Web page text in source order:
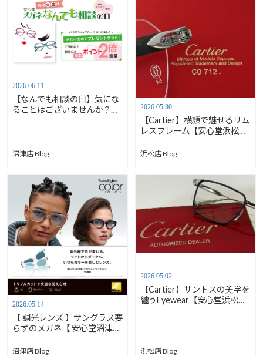
2026.06.11
【なんでも相談の日】気にな
ることはございませんか？
沼津店 Blog
2026.05.30
【Cartier】横顔で魅せるリム
レスフレーム【安心堂浜松
浜松店 Blog
2026.05.14
【 調光レンズ 】サングラス要
らずのメガネ【 安心堂沼津店
沼津店 Blog
2026.05.02
【Cartier】サントスの美学を
纏うEyewear【安心堂浜松
浜松店 Blog